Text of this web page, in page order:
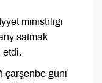
ministrligi
satmak
etdi.
çarşenbe güni